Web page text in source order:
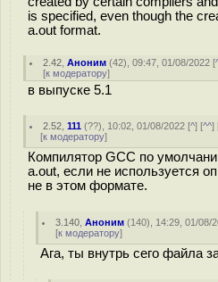
is specified, even though the
a.out format.
2.42 ,Аноним (42), 09:47, 01/08/2022 [
[к модератору]
в выпуске 5.1
2.52 ,111 (??), 10:02, 01/08/2022 [^] [^^]
[к модератору]
Компилятор GCC по
a.out, если не используется
не в этом формате.
3.140 ,Аноним (140), 14:29, 01/08/
[к модератору]
Ага, ты внутрь сего файла